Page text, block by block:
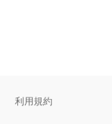
利用規約